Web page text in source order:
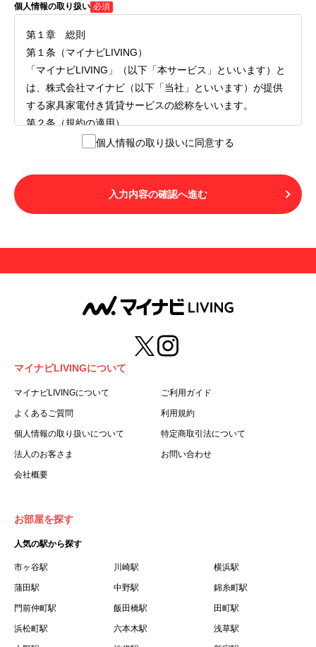
個人情報の取り扱い 必須
第１章 総則
第１条（マイナビLIVING）
「マイナビLIVING」（以下「本サービス」といいます）と
は、株式会社マイナビ（以下「当社」といいます）が提供
する家具家電付き賃貸サービスの総称をいいます。
第２条（規約の適用）
１.本サービスを利用する者（以下「利用者」といいます）
LIVINGご契約にあたり取得する個人情報の取り扱いについ
て」の内容をすべて承諾したものとみなされます。不承諾
の意思表示は、本サービスを利用しないことをもってのみ
用することはできません。
第３条（用語の定義）
１.「本サ―ビス」とは、第１章第１条で規定する当社が運
営するマイナビLIVINGを意味します。
２.「利用者」とは、第１章第２条に規定する本サービスを
利用する個人を意味します。
３.「本サイト」とは、当社が運営する本サービスに関する
ます。
５.「会員」とは、第２章第１条に基づき会員登録が完了し
た個人を意味します。
録した情報、本サービス利用中に当社が登録を求めた情報
った場合の当該情報を意味します。
７.「本会員制度」とは、会員による本サービスの利用の促
進を目的とした会員制度を意味します。
借契約書およびオプション注文書を意味します。
個人情報の取り扱いに同意する
入力内容の確認へ進む
マイナビLIVINGについて
マイナビLIVINGについて ご利用ガイド
よくあるご質問 利用規約
個人情報の取り扱いについて 特定商取引法について
法人のお客さま お問い合わせ
会社概要
お部屋を探す
人気の駅から探す
市ヶ谷駅 川崎駅 横浜駅
蒲田駅 中野駅 錦糸町駅
門前仲町駅 飯田橋駅 田町駅
浜松町駅 六本木駅 浅草駅